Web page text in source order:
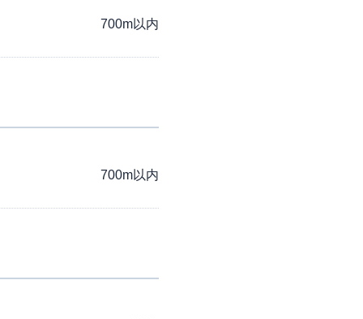
700m以内
700m以内